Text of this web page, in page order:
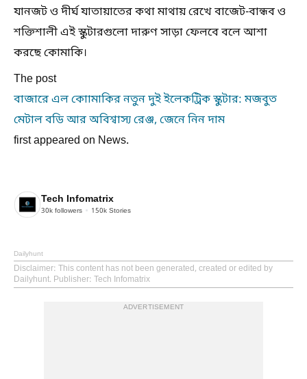
যানজট ও দীর্ঘ যাতায়াতের কথা মাথায় রেখে বাজেট-বান্ধব ও
শক্তিশালী এই স্কুটারগুলো দারুণ সাড়া ফেলবে বলে আশা
করছে কোমাকি।
The post
বাজারে এল কোামাকির নতুন দুই ইলেকট্রিক স্কুটার: মজবুত
মেটাল বডি আর অবিশ্বাস্য রেঞ্জ, জেনে নিন দাম
first appeared on News.
Tech Infomatrix
30k followers 150k Stories
Dailyhunt
Disclaimer: This content has not been generated, created or edited by
Dailyhunt. Publisher: Tech Infomatrix
ADVERTISEMENT